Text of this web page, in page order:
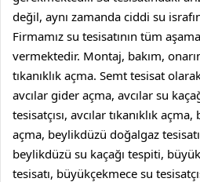
değil, aynı zamanda ciddi su
Firmamız su tesisatının tüm
vermektedir. Montaj, bakım,
tıkanıklık açma. Semt tesisat
avcılar gider açma, avcılar su
tesisatçısı, avcılar tıkanıklık açma,
açma, beylikdüzü doğalgaz tesisatı
beylikdüzü su kaçağı tespiti,
tesisatı, büyükçekmece su